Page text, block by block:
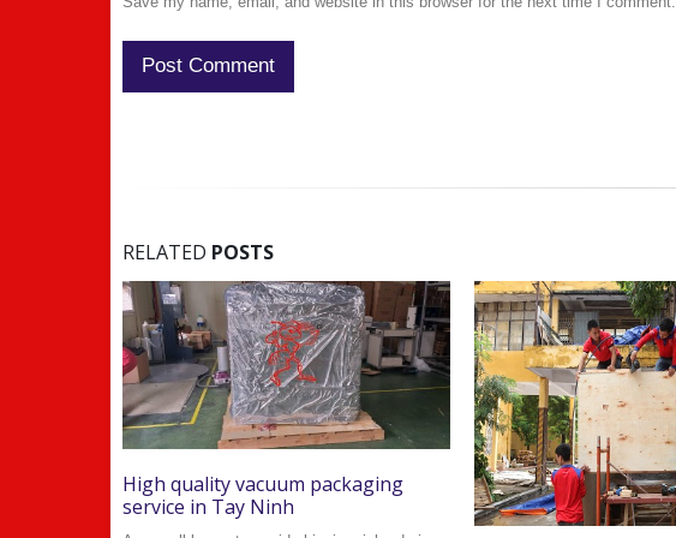
RELATED POSTS
High quality vacuum packaging
service in Tay Ninh